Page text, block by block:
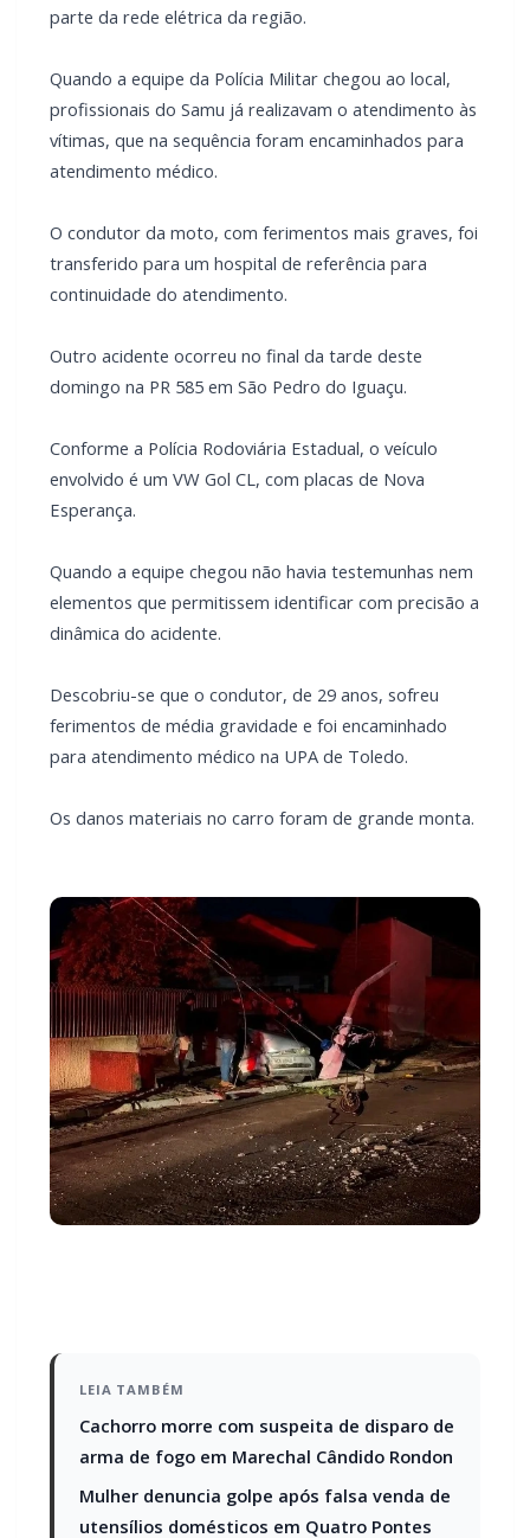
profissionais do Samu já realizavam o atendimento às
atendimento médico.
O condutor da moto, com ferimentos mais graves, foi
transferido para um hospital de referência para
Outro acidente ocorreu no final da tarde deste
domingo na PR 585 em São Pedro do Iguaçu.
Conforme a Polícia Rodoviária Estadual, o veículo
envolvido é um VW Gol CL, com placas de Nova
Quando a equipe chegou não havia testemunhas nem
elementos que permitissem identificar com precisão a
Descobriu-se que o condutor, de 29 anos, sofreu
ferimentos de média gravidade e foi encaminhado
Os danos materiais no carro foram de grande monta.
Mulher denuncia golpe após falsa venda de
utensílios domésticos em Quatro Pontes